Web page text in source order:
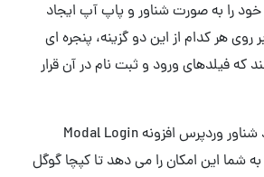
را به صورت شناور و پاپ آپ ایجاد
روی هر کدام از این دو گزینه، پنجره ای
که فیلدهای ورود و ثبت نام در آن قرار
افزونه ثبت نام و ورود شناور وردپرس افزونه Modal Login
Register Forgotten به شما این امکان را می دهد تا کپچا گوگل